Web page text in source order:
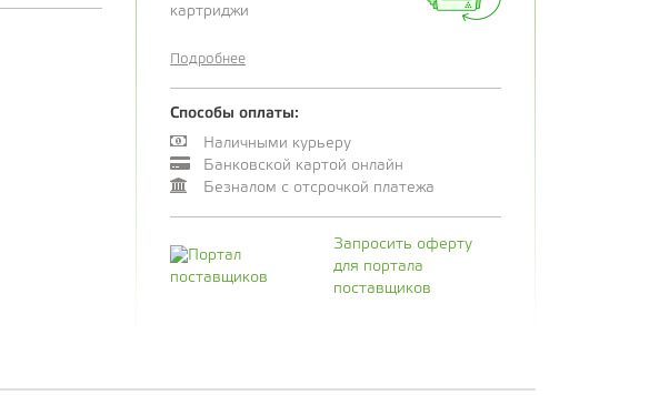
картриджи
Подробнее
Способы оплаты:
Наличными курьеру
Банковской картой онлайн
Безналом с отсрочкой платежа
Запросить оферту
для портала
поставщиков